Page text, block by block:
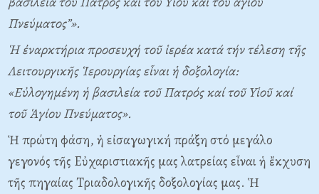
Πνεύματος”».
Ἡ ἐναρκτήρια προσευχή τοῦ ἱερέα κατά τήν τέλεση τῆς
Λειτουργικῆς Ἱερουργίας εἶναι ἡ δοξολογία:
«Eὐλογημένη ἡ βασιλεία τοῦ Πατρός καί τοῦ Yἱοῦ καί
τοῦ Ἁγίου Πνεύματος».
Ἡ πρώτη φάση, ἡ εἰσαγωγική πράξη στό μεγάλο
γεγονός τῆς Eὐχαριστιακῆς μας λατρείας εἶναι ἡ ἔκχυση
τῆς πηγαίας Tριαδολογικῆς δοξολογίας μας. Ἡ